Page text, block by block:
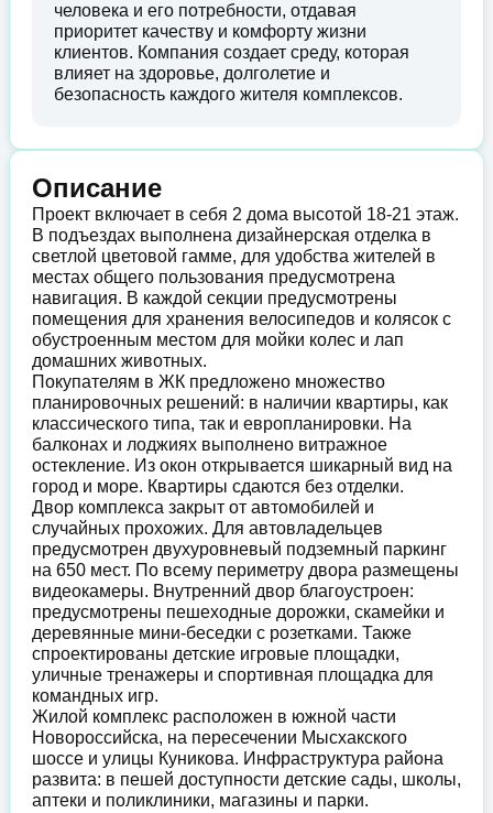
человека и его потребности, отдавая
приоритет качеству и комфорту жизни
клиентов. Компания создает среду, которая
влияет на здоровье, долголетие и
безопасность каждого жителя комплексов.
Описание
Проект включает в себя 2 дома высотой 18-21 этаж.
В подъездах выполнена дизайнерская отделка в
светлой цветовой гамме, для удобства жителей в
местах общего пользования предусмотрена
навигация. В каждой секции предусмотрены
помещения для хранения велосипедов и колясок с
обустроенным местом для мойки колес и лап
домашних животных.
Покупателям в ЖК предложено множество
планировочных решений: в наличии квартиры, как
классического типа, так и европланировки. На
балконах и лоджиях выполнено витражное
остекление. Из окон открывается шикарный вид на
город и море. Квартиры сдаются без отделки.
Двор комплекса закрыт от автомобилей и
случайных прохожих. Для автовладельцев
предусмотрен двухуровневый подземный паркинг
на 650 мест. По всему периметру двора размещены
видеокамеры. Внутренний двор благоустроен:
предусмотрены пешеходные дорожки, скамейки и
деревянные мини-беседки с розетками. Также
спроектированы детские игровые площадки,
уличные тренажеры и спортивная площадка для
командных игр.
Жилой комплекс расположен в южной части
Новороссийска, на пересечении Мысхакского
шоссе и улицы Куникова. Инфраструктура района
развита: в пешей доступности детские сады, школы,
аптеки и поликлиники, магазины и парки.